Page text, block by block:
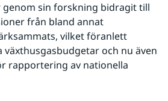
genom sin forskning bidragit till
från bland annat
vilket föranlett
växthusgasbudgetar och nu även
rapportering av nationella